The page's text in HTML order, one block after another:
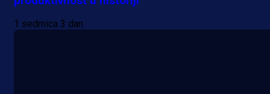
1 sedmica 3 dan